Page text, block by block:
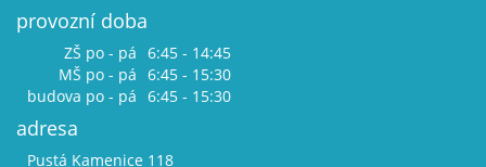
provozní doba
ZŠ po - pá 6:45 - 14:45
MŠ po - pá 6:45 - 15:30
budova po - pá 6:45 - 15:30
adresa
Pustá Kamenice 118